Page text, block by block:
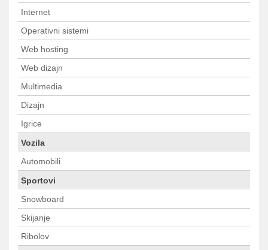
Internet
Operativni sistemi
Web hosting
Web dizajn
Multimedia
Dizajn
Igrice
Vozila
Automobili
Sportovi
Snowboard
Skijanje
Ribolov